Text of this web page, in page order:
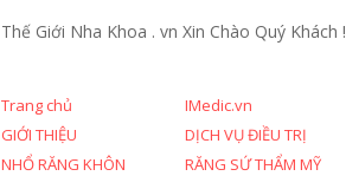
Thế Giới Nha Khoa . vn Xin Chào Quý Khách !
Trang chủ
IMedic.vn
GIỚI THIỆU
DỊCH VỤ ĐIỀU TRỊ
NHỔ RĂNG KHÔN
RĂNG SỨ THẨM MỸ